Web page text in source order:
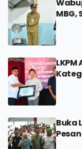
MBG,
Buka